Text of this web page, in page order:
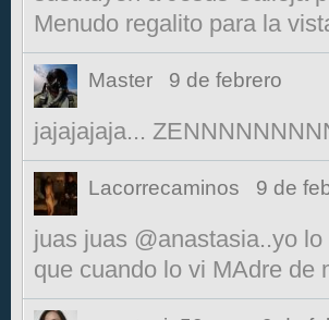
Menudo regalito para la
Master 9 de febrero
jajajajaja...
Lacorrecaminos 9 de
juas juas @anastasia..yo
que cuando lo vi MAdre de